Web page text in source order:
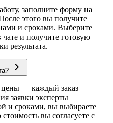
заполните форму на
этого вы получите
и сроками. Выберите
чате и получите готовую
результата.
цены — каждый заказ
заявки эксперты
и сроками, вы выбираете
вы согласуете с